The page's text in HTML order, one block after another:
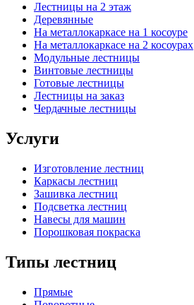
Лестницы на 2 этаж
Деревянные
На металлокаркасе на 1 косоуре
На металлокаркасе на 2 косоурах
Модульные лестницы
Винтовые лестницы
Готовые лестницы
Лестницы на заказ
Чердачные лестницы
Услуги
Изготовление лестниц
Каркасы лестниц
Зашивка лестниц
Подсветка лестниц
Навесы для машин
Порошковая покраска
Типы лестниц
Прямые